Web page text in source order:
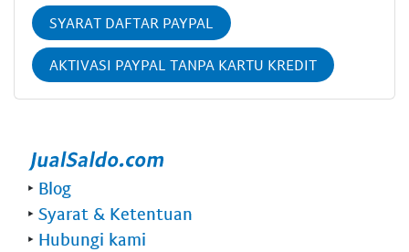
SYARAT DAFTAR PAYPAL
AKTIVASI PAYPAL TANPA KARTU KREDIT
‣ Blog
‣ Syarat & Ketentuan
‣ Hubungi kami